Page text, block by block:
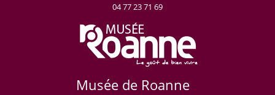
04 77 23 71 69
Musée de Roanne